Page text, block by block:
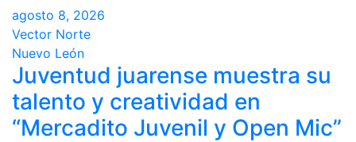
agosto 8, 2026
Vector Norte
Nuevo León
Juventud juarense muestra su
talento y creatividad en
“Mercadito Juvenil y Open Mic”